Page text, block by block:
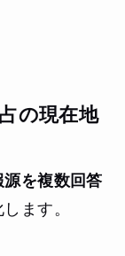
の現在地
源を複数回答
ます。